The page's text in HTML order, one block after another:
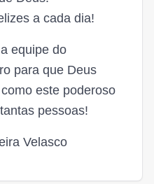
a cada dia!
equipe do
para que Deus
este poderoso
pessoas!
Velasco